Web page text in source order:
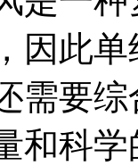
因此
需要
和科